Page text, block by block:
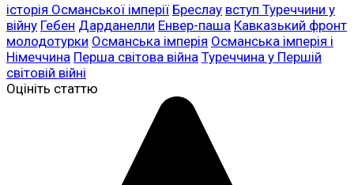
історія Османської імперії Бреслау вступ Туреччини у
війну Гебен Дарданелли Енвер-паша Кавказький фронт
молодотурки Османська імперія Османська імперія і
Німеччина Перша світова війна Туреччина у Першій
світовій війні
Оцініть статтю